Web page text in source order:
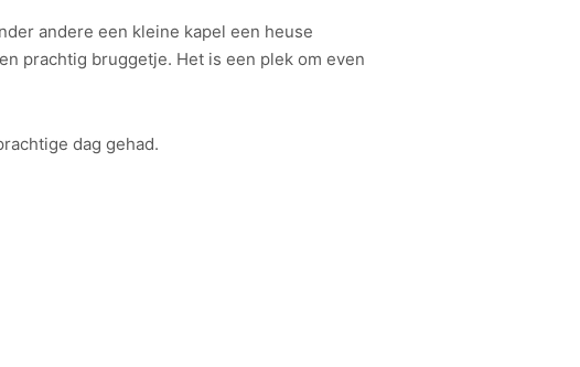
andere een kleine kapel een heuse
prachtig bruggetje. Het is een plek om even
dag gehad.